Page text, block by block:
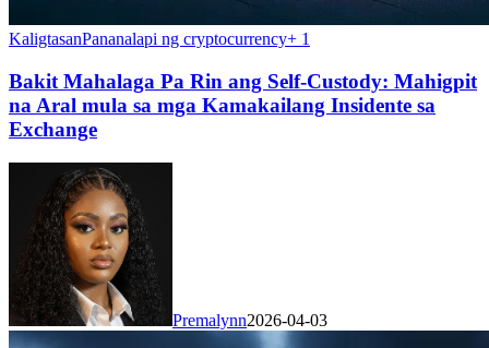
KaligtasanPananalapi ng cryptocurrency+ 1
Bakit Mahalaga Pa Rin ang Self-Custody: Mahigpit
na Aral mula sa mga Kamakailang Insidente sa
Exchange
Premalynn2026-04-03